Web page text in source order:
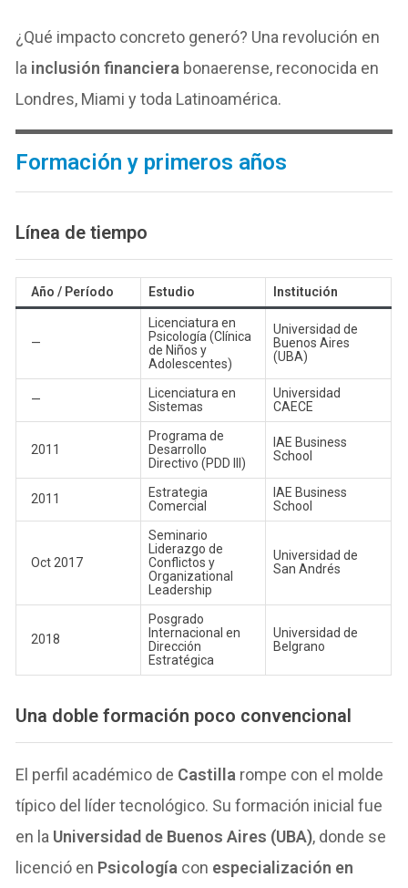
¿Qué impacto concreto generó? Una revolución en
la inclusión financiera bonaerense, reconocida en
Londres, Miami y toda Latinoamérica.
Formación y primeros años
Línea de tiempo
Año / Período Estudio Institución
—
Licenciatura en
Psicología (Clínica
de Niños y
Adolescentes)
Universidad de
Buenos Aires
(UBA)
—
Licenciatura en
Sistemas
Universidad
CAECE
2011
Programa de
Desarrollo
Directivo (PDD III)
IAE Business
School
2011
Estrategia
Comercial
IAE Business
School
Oct 2017
Seminario
Liderazgo de
Conflictos y
Organizational
Leadership
Universidad de
San Andrés
2018
Posgrado
Internacional en
Dirección
Estratégica
Universidad de
Belgrano
Una doble formación poco convencional
El perfil académico de Castilla rompe con el molde
típico del líder tecnológico. Su formación inicial fue
en la Universidad de Buenos Aires (UBA), donde se
licenció en Psicología con especialización en